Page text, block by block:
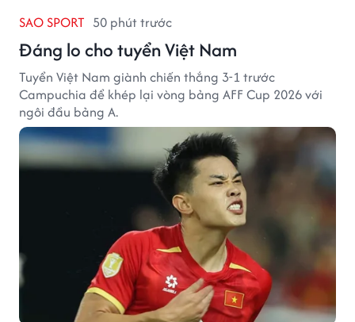
SAO SPORT 50 phút trước
Đáng lo cho tuyển Việt Nam
Tuyển Việt Nam giành chiến thắng 3-1 trước
Campuchia để khép lại vòng bảng AFF Cup 2026 với
ngôi đầu bảng A.